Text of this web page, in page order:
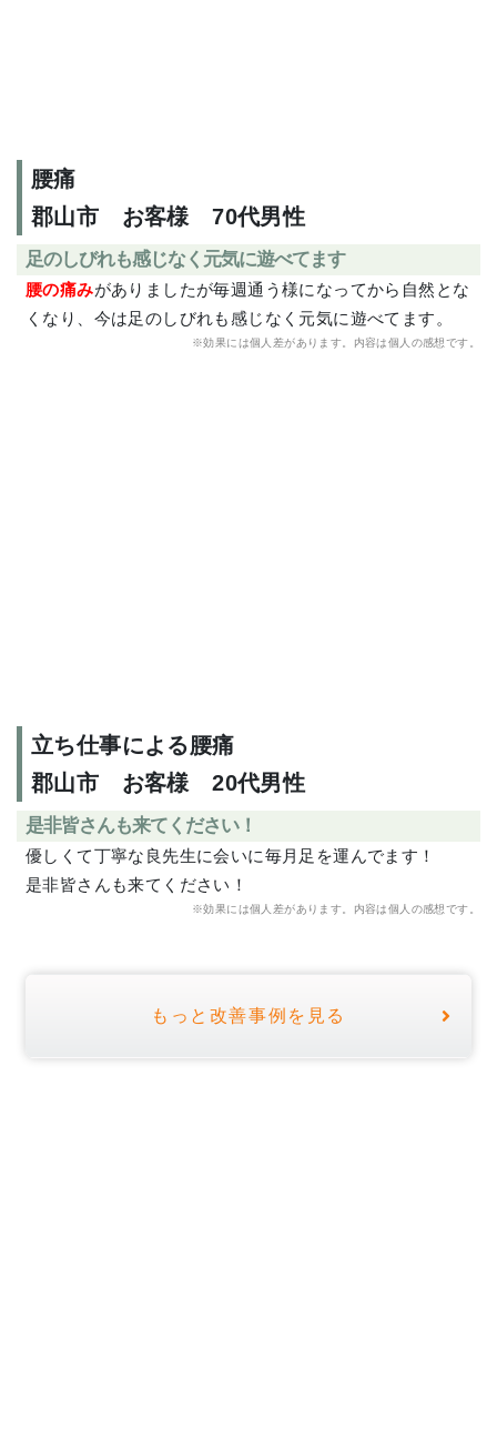
腰痛
郡山市 お客様 70代男性
足のしびれも感じなく元気に遊べてます
腰の痛みがありましたが毎週通う様になってから自然とな
くなり、今は足のしびれも感じなく元気に遊べてます。
※効果には個人差があります。内容は個人の感想です。
立ち仕事による腰痛
郡山市 お客様 20代男性
是非皆さんも来てください！
優しくて丁寧な良先生に会いに毎月足を運んでます！
是非皆さんも来てください！
※効果には個人差があります。内容は個人の感想です。
もっと改善事例を見る